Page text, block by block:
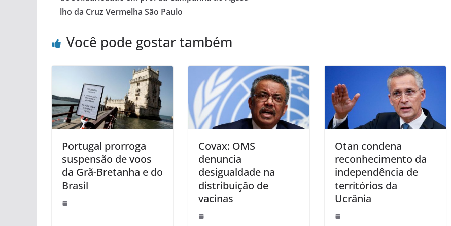
lho da Cruz Vermelha São Paulo
Você pode gostar também
Portugal prorroga
suspensão de voos
da Grã-Bretanha e do
Brasil
Covax: OMS
denuncia
desigualdade na
distribuição de
vacinas
Otan condena
reconhecimento da
independência de
territórios da
Ucrânia